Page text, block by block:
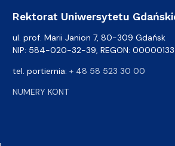
Rektorat Uniwersytetu
ul. prof. Marii Janion 7, 80-309 Gdańsk
NIP: 584-020-32-39, REGON:
tel. portiernia: + 48 58 523 30 00
NUMERY KONT